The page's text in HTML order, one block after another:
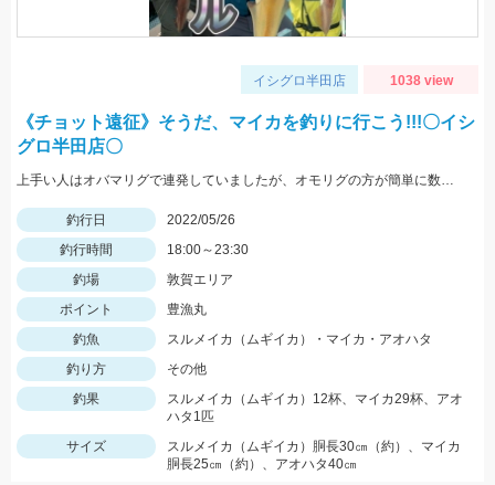
イシグロ半田店 1038 view
《チョット遠征》そうだ、マイカを釣りに行こう!!!〇イシ
グロ半田店〇
上手い人はオバマリグで連発していましたが、オモリグの方が簡単に数を伸ばすことが出来ました!! オモリグ×スイスイドロッパーが大当たり!!
釣行日
2022/05/26
釣行時間
18:00～23:30
釣場
敦賀エリア
ポイント
豊漁丸
釣魚
スルメイカ（ムギイカ）・マイカ・アオハタ
釣り方
その他
釣果
スルメイカ（ムギイカ）12杯、マイカ29杯、アオ
ハタ1匹
サイズ
スルメイカ（ムギイカ）胴長30㎝（約）、マイカ
胴長25㎝（約）、アオハタ40㎝